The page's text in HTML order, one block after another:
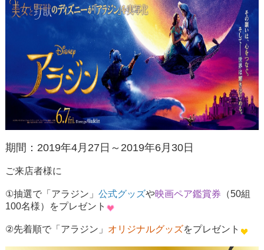
期間：2019年4月27日～2019年6月30日
ご来店者様に
①抽選で「アラジン」 公式グッズや映画ペア鑑賞券 （50組
100名様）をプレゼント
②先着順で「アラジン」 オリジナルグッズをプレゼント